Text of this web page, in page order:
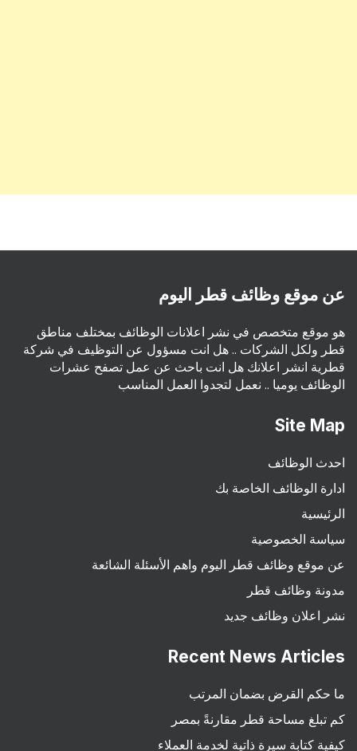
عن موقع وظائف قطر اليوم
هو موقع متخصص في نشر اعلانات الوظائف بمختلف مناطق
قطر ولكل الشركات .. هل انت مسؤول عن التوظيف في شركة
قطرية انشر اعلانك هل انت باحث عن عمل تصفح عشرات
الوظائف يوميا .. نعمل لتجدوا العمل المناسب
Site Map
احدث الوظائف
ادارة الوظائف الخاصة بك
الرئيسية
سياسة الخصوصية
عن موقع وظائف قطر اليوم واهم الأسئلة الشائعة
مدونة وظائف قطر
نشر اعلان وظائف جديد
Recent News Articles
ما حكم القرض بضمان المرتب
كم تبلغ مساحة قطر مقارنةً بمصر
كيفية كتابة سيرة ذاتية لخدمة العملاء